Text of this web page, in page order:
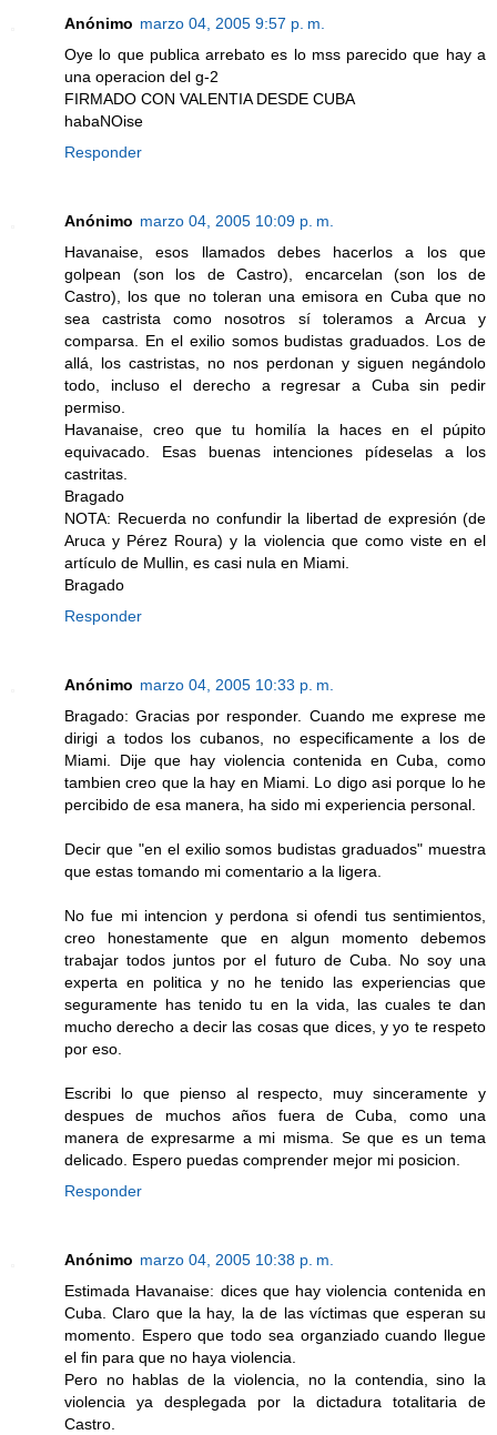
Anónimo marzo 04, 2005 9:57 p. m.
Oye lo que publica arrebato es lo mss parecido que hay a
una operacion del g-2
FIRMADO CON VALENTIA DESDE CUBA
habaNOise
Responder
Anónimo marzo 04, 2005 10:09 p. m.
Havanaise, esos llamados debes hacerlos a los que
golpean (son los de Castro), encarcelan (son los de
Castro), los que no toleran una emisora en Cuba que no
sea castrista como nosotros sí toleramos a Arcua y
comparsa. En el exilio somos budistas graduados. Los de
allá, los castristas, no nos perdonan y siguen negándolo
todo, incluso el derecho a regresar a Cuba sin pedir
permiso.
Havanaise, creo que tu homilía la haces en el púpito
equivacado. Esas buenas intenciones pídeselas a los
castritas.
Bragado
NOTA: Recuerda no confundir la libertad de expresión (de
Aruca y Pérez Roura) y la violencia que como viste en el
artículo de Mullin, es casi nula en Miami.
Bragado
Responder
Anónimo marzo 04, 2005 10:33 p. m.
Bragado: Gracias por responder. Cuando me exprese me
dirigi a todos los cubanos, no especificamente a los de
Miami. Dije que hay violencia contenida en Cuba, como
tambien creo que la hay en Miami. Lo digo asi porque lo he
percibido de esa manera, ha sido mi experiencia personal.
Decir que "en el exilio somos budistas graduados" muestra
que estas tomando mi comentario a la ligera.
No fue mi intencion y perdona si ofendi tus sentimientos,
creo honestamente que en algun momento debemos
trabajar todos juntos por el futuro de Cuba. No soy una
experta en politica y no he tenido las experiencias que
seguramente has tenido tu en la vida, las cuales te dan
mucho derecho a decir las cosas que dices, y yo te respeto
por eso.
Escribi lo que pienso al respecto, muy sinceramente y
despues de muchos años fuera de Cuba, como una
manera de expresarme a mi misma. Se que es un tema
delicado. Espero puedas comprender mejor mi posicion.
Responder
Anónimo marzo 04, 2005 10:38 p. m.
Estimada Havanaise: dices que hay violencia contenida en
Cuba. Claro que la hay, la de las víctimas que esperan su
momento. Espero que todo sea organziado cuando llegue
el fin para que no haya violencia.
Pero no hablas de la violencia, no la contendia, sino la
violencia ya desplegada por la dictadura totalitaria de
Castro.